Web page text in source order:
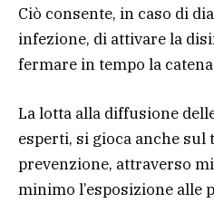
Ciò consente, in caso di
infezione, di attivare la
fermare in tempo la
La lotta alla diffusione
esperti, si gioca anche sul
prevenzione, attraverso
minimo l’esposizione alle